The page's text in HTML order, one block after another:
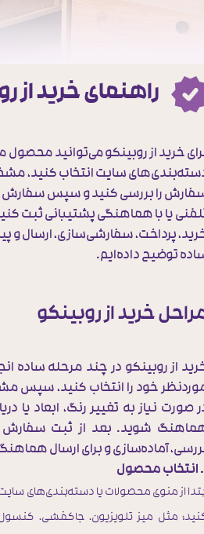
راهنمای خرید از
خرید از روبینکو می‌توانید محصول
سایت انتخاب کنید،
را بررسی کنید و سپس سفارش
یا با هماهنگی پشتیبانی ثبت
پرداخت، سفارشی‌سازی، ارسال و
توضیح داده‌ایم.
خرید از روبینکو
از روبینکو در چند مرحله ساده
خود را انتخاب کنید، سپس
صورت نیاز به تغییر رنگ، ابعاد یا
شوید. بعد از ثبت
آماده‌سازی و برای ارسال
از منوی محصولات یا دسته‌بندی‌های
مثل میز تلویزیون، جاکفشی،